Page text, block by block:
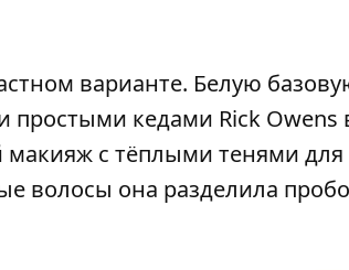
варианте. Белую
простыми кедами Rick Owens
с тёплыми тенями для
волосы она разделила